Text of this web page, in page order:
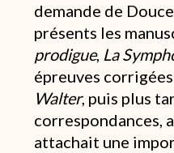
demande de
présents les
prodigue, La
épreuves
Walter, puis plus
correspondances,
attachait une